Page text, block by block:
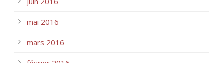
mai 2016
mars 2016